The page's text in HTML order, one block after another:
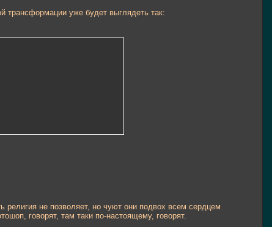
трансформации уже будет выглядеть так:
не позволяет, но чуют они подвох всем сердцем
говорят, там таки по-настоящему, говорят.